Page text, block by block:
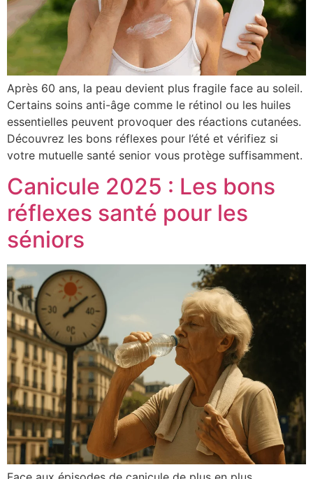
Après 60 ans, la peau devient plus fragile face au soleil.
Certains soins anti-âge comme le rétinol ou les huiles
essentielles peuvent provoquer des réactions cutanées.
Découvrez les bons réflexes pour l’été et vérifiez si
votre mutuelle santé senior vous protège suffisamment.
Canicule 2025 : Les bons
réflexes santé pour les
séniors